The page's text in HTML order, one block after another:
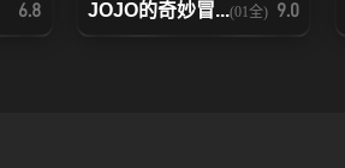
6.8 JOJO的奇妙冒...(01全) 9.0